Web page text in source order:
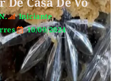
Iniciante
10/09/2024